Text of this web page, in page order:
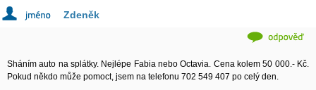
Zdeněk
Sháním auto na splátky. Nejlépe Fabia nebo Octavia. Cena kolem 50 000.- Kč.
Pokud někdo může pomoct, jsem na telefonu 702 549 407 po celý den.